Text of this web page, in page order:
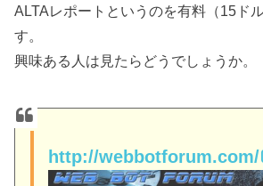
ALTAレポートというのを有料（15ド
す。
興味ある人は見たらどうでしょうか。
http://webbotforum.com/